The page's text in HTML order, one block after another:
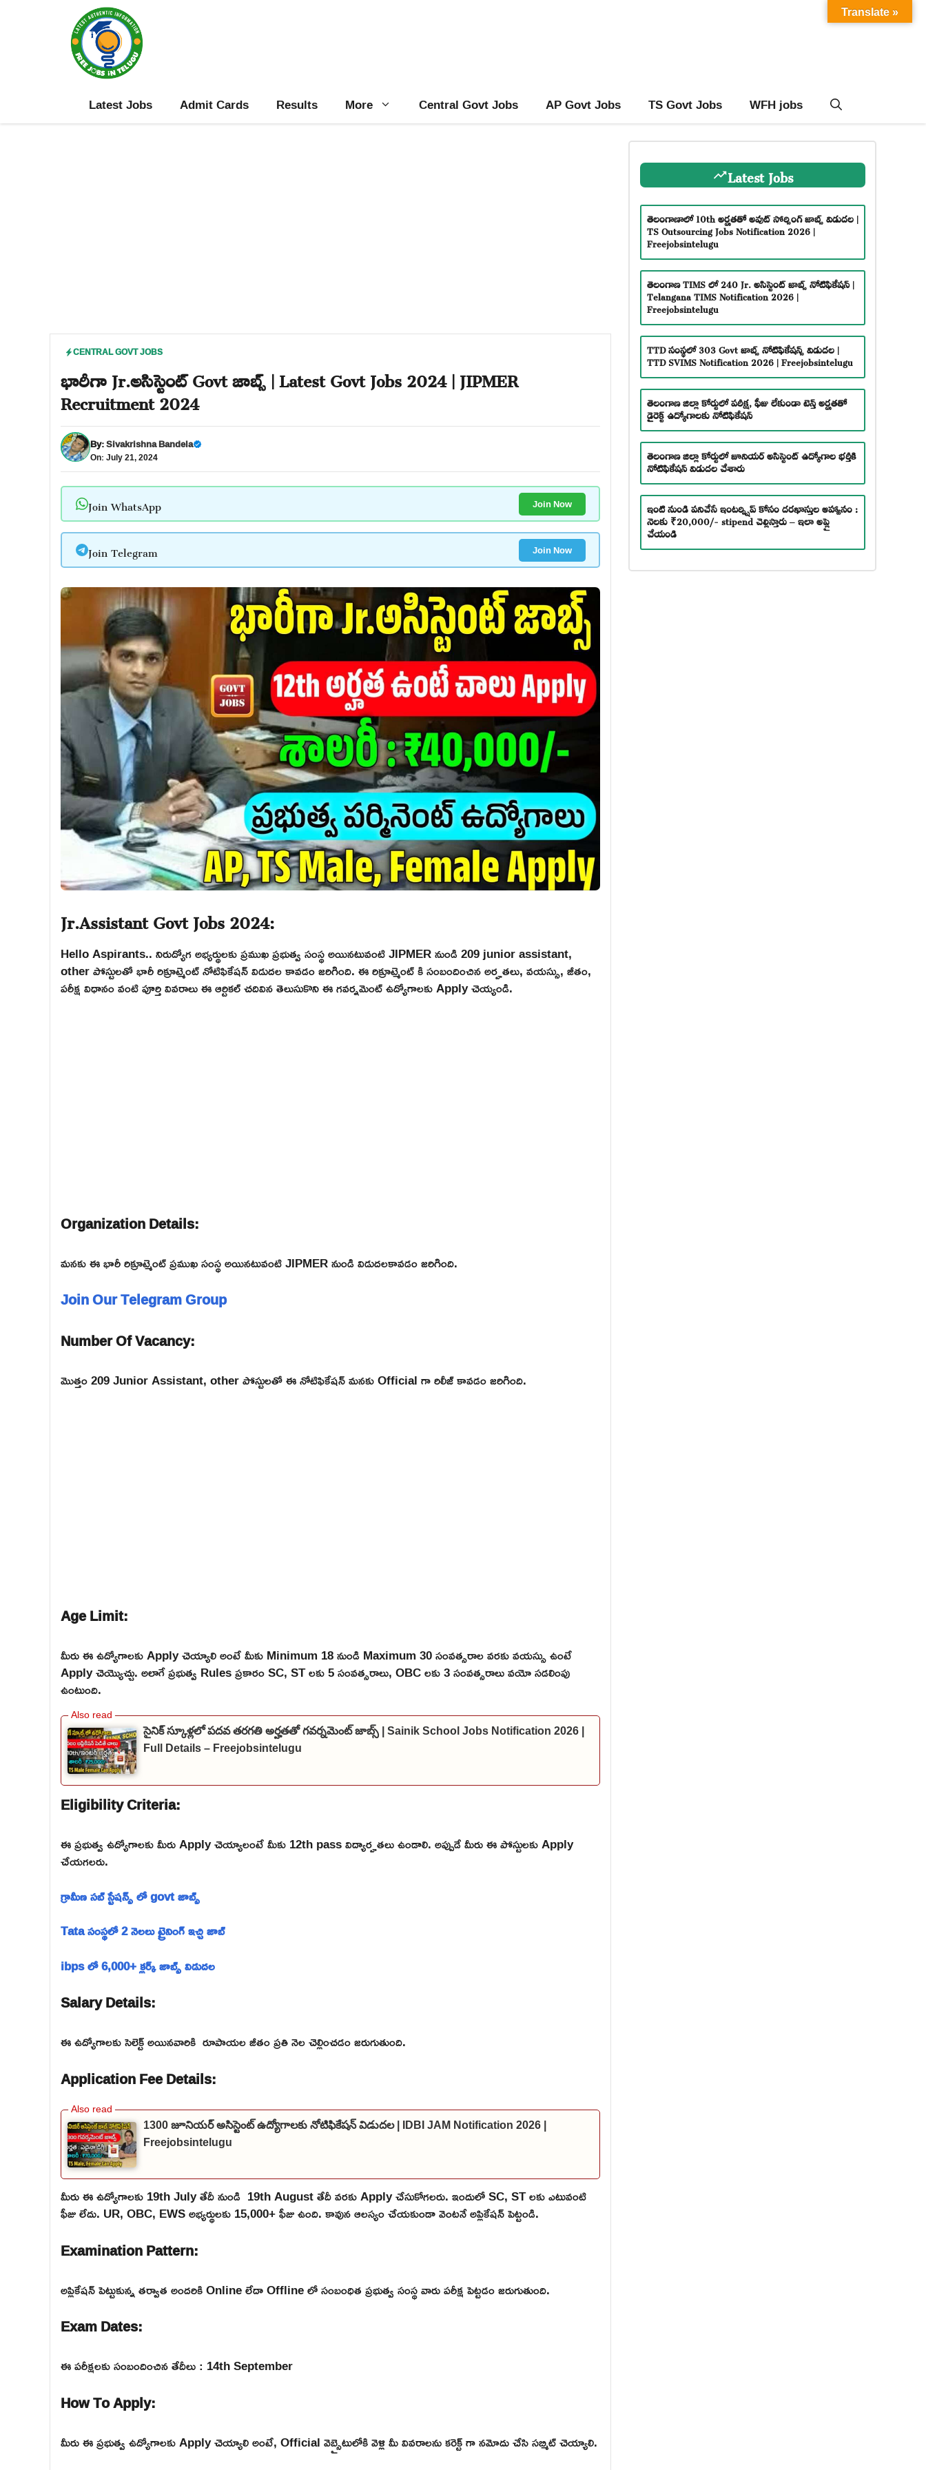
Latest Jobs Admit Cards Results More Central Govt Jobs AP Govt Jobs TS Govt Jobs WFH jobs
CENTRAL GOVT JOBS
భారీగా Jr.అసిస్టెంట్ Govt జాబ్స్ | Latest Govt Jobs 2024 | JIPMER
Recruitment 2024
By:Sivakrishna Bandela
On: July 21, 2024
Join WhatsApp Join Now
Join Telegram Join Now
Jr.Assistant Govt Jobs 2024:
Hello Aspirants.. నిరుద్యోగ అభ్యర్థులకు ప్రముఖ ప్రభుత్వ సంస్థ అయినటువంటి JIPMER నుండి 209 junior assistant,
other పోస్టులతో భారీ రిక్రూట్మెంట్ నోటిఫికేషన్ విడుదల కావడం జరిగింది. ఈ రిక్రూట్మెంట్ కి సంబందించిన అర్హతలు, వయస్సు, జీతం,
పరీక్ష విధానం వంటి పూర్తి వివరాలు ఈ ఆర్టికల్ చదివిన తెలుసుకొని ఈ గవర్నమెంట్ ఉద్యోగాలకు Apply చెయ్యండి.
Organization Details:
మనకు ఈ భారీ రిక్రూట్మెంట్ ప్రముఖ సంస్థ అయినటువంటి JIPMER నుండి విడుదలకావడం జరిగింది.
Join Our Telegram Group
Number Of Vacancy:
మొత్తం 209 Junior Assistant, other పోస్టులతో ఈ నోటిఫికేషన్ మనకు Official గా రిలీజ్ కావడం జరిగింది.
Age Limit:
మీరు ఈ ఉద్యోగాలకు Apply చెయ్యాలి అంటే మీకు Minimum 18 నుండి Maximum 30 సంవత్సరాల వరకు వయస్సు ఉంటే
Apply చెయ్యొచ్చు. అలాగే ప్రభుత్వ Rules ప్రకారం SC, ST లకు 5 సంవత్సరాలు, OBC లకు 3 సంవత్సరాలు వయో సడలింపు
ఉంటుంది.
సైనిక్ స్కూళ్లలో పదవ తరగతి అర్హతతో గవర్నమెంట్ జాబ్స్ | Sainik School Jobs Notification 2026 |
Full Details – Freejobsintelugu
Eligibility Criteria:
ఈ ప్రభుత్వ ఉద్యోగాలకు మీరు Apply చెయ్యాలంటే మీకు 12th pass విద్యార్హతలు ఉండాలి. అప్పుడే మీరు ఈ పోస్టులకు Apply
చేయగలరు.
గ్రామీణ సబ్ స్టేషన్స్ లో govt జాబ్స్
Tata సంస్థలో 2 నెలలు ట్రైనింగ్ ఇచ్చి జాబ్
ibps లో 6,000+ క్లర్క్ జాబ్స్ విడుదల
Salary Details:
ఈ ఉద్యోగాలకు సెలెక్ట్ అయినవారికి రూపాయల జీతం ప్రతి నెల చెల్లించడం జరుగుతుంది.
Application Fee Details:
1300 జూనియర్ అసిస్టెంట్ ఉద్యోగాలకు నోటిఫికేషన్ విడుదల | IDBI JAM Notification 2026 |
Freejobsintelugu
మీరు ఈ ఉద్యోగాలకు 19th July తేదీ నుండి 19th August తేదీ వరకు Apply చేసుకోగలరు. ఇందులో SC, ST లకు ఎటువంటి
ఫీజు లేదు. UR, OBC, EWS అభ్యర్థులకు 15,000+ ఫీజు ఉంది. కావున ఆలస్యం చేయకుండా వెంటనే అప్లికేషన్ పెట్టండి.
Examination Pattern:
అప్లికేషన్ పెట్టుకున్న తర్వాత అందరికి Online లేదా Offline లో సంబంధిత ప్రభుత్వ సంస్థ వారు పరీక్ష పెట్టడం జరుగుతుంది.
Exam Dates:
ఈ పరీక్షలకు సంబందించిన తేదీలు : 14th September
How To Apply:
మీరు ఈ ప్రభుత్వ ఉద్యోగాలకు Apply చెయ్యాలి అంటే, Official వెబ్సైటులోకి వెళ్లి మీ వివరాలను కరెక్ట్ గా నమోదు చేసి సబ్మిట్ చెయ్యాలి.
Latest Jobs
తెలంగాణాలో 10th అర్హతతో అవుట్ సోర్సింగ్ జాబ్స్ విడుదల |
TS Outsourcing Jobs Notification 2026 |
Freejobsintelugu
తెలంగాణ TIMS లో 240 Jr. అసిస్టెంట్ జాబ్స్ నోటిఫికేషన్ |
Telangana TIMS Notification 2026 |
Freejobsintelugu
TTD సంస్థలో 303 Govt జాబ్స్ నోటిఫికేషన్స్ విడుదల |
TTD SVIMS Notification 2026 | Freejobsintelugu
తెలంగాణ జిల్లా కోర్టులో పరీక్ష, ఫీజు లేకుండా టెన్త్ అర్హతతో
డైరెక్ట్ ఉద్యోగాలకు నోటిఫికేషన్
తెలంగాణ జిల్లా కోర్టులో జూనియర్ అసిస్టెంట్ ఉద్యోగాల భర్తీకి
నోటిఫికేషన్ విడుదల చేశారు
ఇంటి నుండి పనిచేసే ఇంటర్న్షిప్ కోసం దరఖాస్తుల ఆహ్వానం :
నెలకు ₹20,000/- stipend చెల్లిస్తారు – ఇలా అప్లై
చేయండి
Translate »